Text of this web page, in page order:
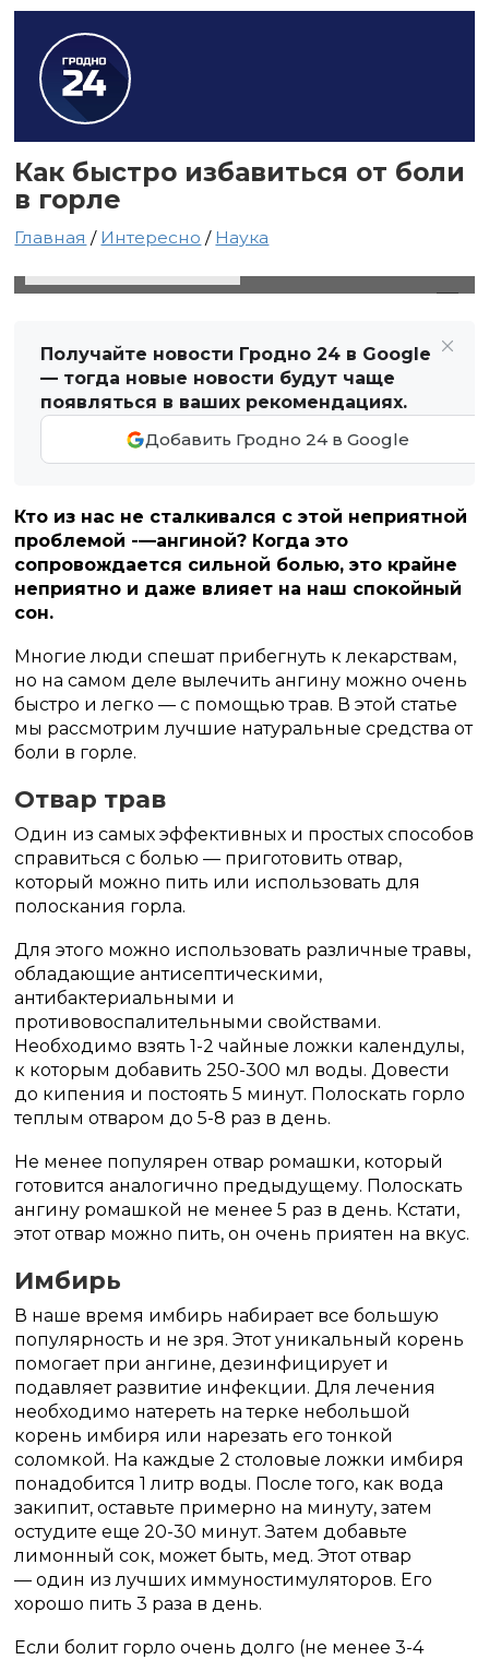
Как быстро избавиться от боли
в горле
Главная / Интересно / Наука
Получайте новости Гродно 24 в Google
— тогда новые новости будут чаще
появляться в ваших рекомендациях.
Добавить Гродно 24 в Google
Кто из нас не сталкивался с этой неприятной
проблемой -—ангиной? Когда это
сопровождается сильной болью, это крайне
неприятно и даже влияет на наш спокойный
сон.
Многие люди спешат прибегнуть к лекарствам,
но на самом деле вылечить ангину можно очень
быстро и легко — с помощью трав. В этой статье
мы рассмотрим лучшие натуральные средства от
боли в горле.
Отвар трав
Один из самых эффективных и простых способов
справиться с болью — приготовить отвар,
который можно пить или использовать для
полоскания горла.
Для этого можно использовать различные травы,
обладающие антисептическими,
антибактериальными и
противовоспалительными свойствами.
Необходимо взять 1-2 чайные ложки календулы,
к которым добавить 250-300 мл воды. Довести
до кипения и постоять 5 минут. Полоскать горло
теплым отваром до 5-8 раз в день.
Не менее популярен отвар ромашки, который
готовится аналогично предыдущему. Полоскать
ангину ромашкой не менее 5 раз в день. Кстати,
этот отвар можно пить, он очень приятен на вкус.
Имбирь
В наше время имбирь набирает все большую
популярность и не зря. Этот уникальный корень
помогает при ангине, дезинфицирует и
подавляет развитие инфекции. Для лечения
необходимо натереть на терке небольшой
корень имбиря или нарезать его тонкой
соломкой. На каждые 2 столовые ложки имбиря
понадобится 1 литр воды. После того, как вода
закипит, оставьте примерно на минуту, затем
остудите еще 20-30 минут. Затем добавьте
лимонный сок, может быть, мед. Этот отвар
— один из лучших иммуностимуляторов. Его
хорошо пить 3 раза в день.
Если болит горло очень долго (не менее 3-4